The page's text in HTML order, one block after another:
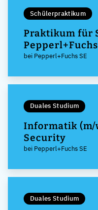
Schülerpraktikum
Praktikum für
Pepperl+Fuchs
bei Pepperl+Fuchs SE
Duales Studium
Informatik (m/
Security
bei Pepperl+Fuchs SE
Duales Studium